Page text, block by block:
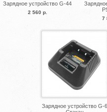
Зарядное устройство G-44
2 560 р.
7
Зарядное устройство G-6